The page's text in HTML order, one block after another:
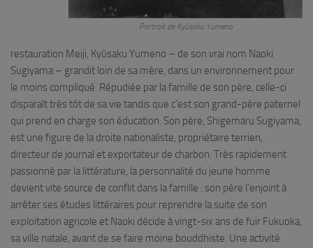
Portrait de Kyûsaku Yumeno
restauration Meiji, Kyûsaku Yumeno – de son vrai nom Naoki
Sugiyama – grandit loin de sa mère, dans un environnement pour
le moins compliqué. Répudiée par la famille de son père, celle-ci
disparaît très tôt de sa vie tandis que c’est son grand-père paternel
qui prend en charge son éducation. Son père, Shigemaru Sugiyama,
est une figure de la droite nationaliste, propriétaire terrien,
directeur de journal et exportateur de charbon. Très rapidement
passionné par la littérature, la personnalité du jeune homme
devient vite source de conflit dans la famille : son père l’enjoint à
arrêter ses études littéraires pour reprendre la suite de son
exploitation agricole et Naoki décide à vingt-six ans de fuir Fukuoka,
sa ville natale, avant de se faire moine bouddhiste. Une activité